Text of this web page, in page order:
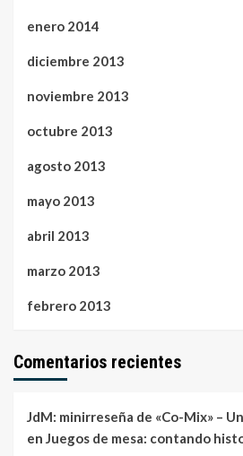
enero 2014
diciembre 2013
noviembre 2013
octubre 2013
agosto 2013
mayo 2013
abril 2013
marzo 2013
febrero 2013
Comentarios recientes
JdM: minirreseña de «Co-Mix» –
en Juegos de mesa: contando